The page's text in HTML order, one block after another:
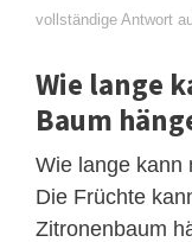
vollständige Antwort
Wie lange
Baum
Wie lange kann
Die Früchte
Zitronenbaum